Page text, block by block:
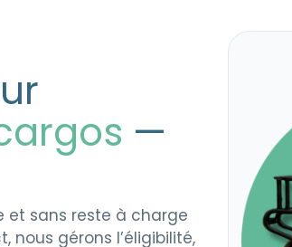
—
et sans reste à charge
nous gérons l’éligibilité,